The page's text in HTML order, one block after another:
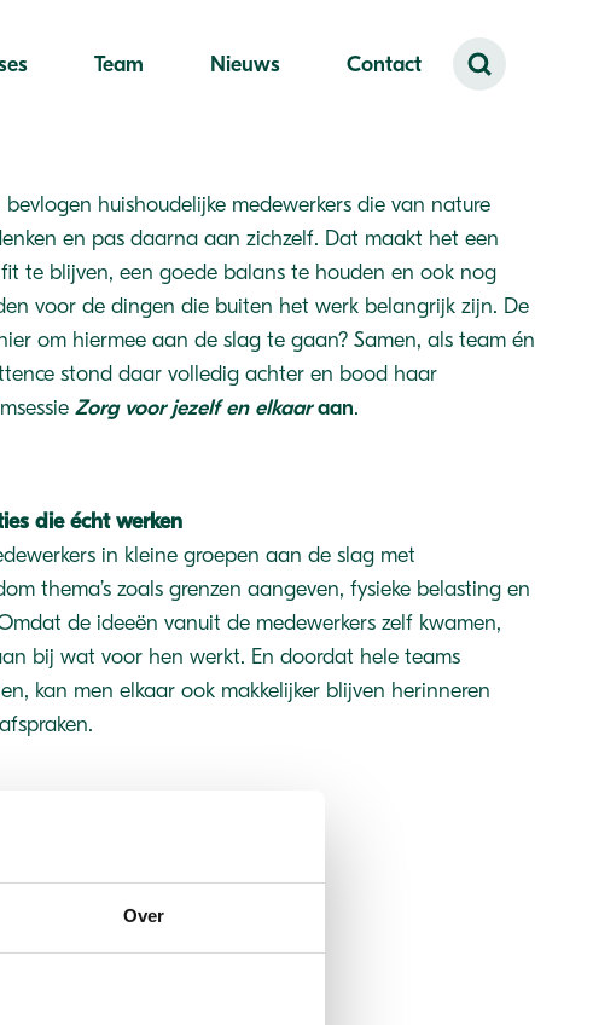
Over
Team Nieuws Contact
huishoudelijke medewerkers die van nature
en pas daarna aan zichzelf. Dat maakt het een
te blijven, een goede balans te houden en ook nog
voor de dingen die buiten het werk belangrijk zijn. De
om hiermee aan de slag te gaan? Samen, als team én
stond daar volledig achter en bood haar
Zorg voor jezelf en elkaaraan.
die écht werken
in kleine groepen aan de slag met
thema’s zoals grenzen aangeven, fysieke belasting en
de ideeën vanuit de medewerkers zelf kwamen,
bij wat voor hen werkt. En doordat hele teams
kan men elkaar ook makkelijker blijven herinneren
contact tussen collega’s